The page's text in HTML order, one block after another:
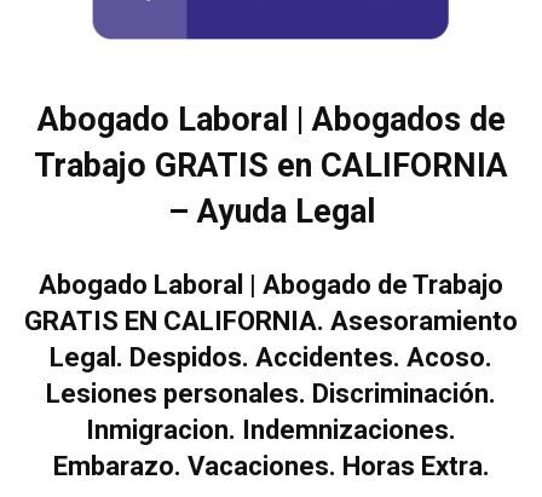
Abogado Laboral | Abogados de
Trabajo GRATIS en CALIFORNIA
– Ayuda Legal
Abogado Laboral | Abogado de Trabajo
GRATIS EN CALIFORNIA. Asesoramiento
Legal. Despidos. Accidentes. Acoso.
Lesiones personales. Discriminación.
Inmigracion. Indemnizaciones.
Embarazo. Vacaciones. Horas Extra.